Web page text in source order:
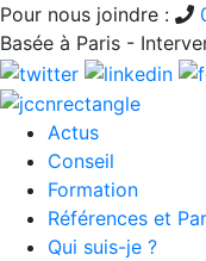
Pour nous joindre :
Basée à Paris -
Actus
Conseil
Formation
Références et
Qui suis-je ?